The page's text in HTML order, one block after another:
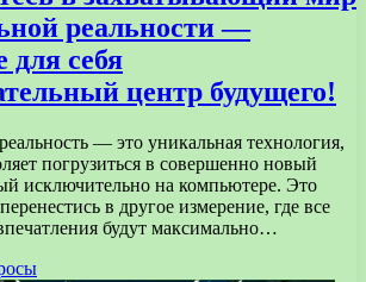
реальности —
для себя
центр будущего!
— это уникальная технология,
погрузиться в совершенно новый
исключительно на компьютере. Это
в другое измерение, где все
будут максимально…